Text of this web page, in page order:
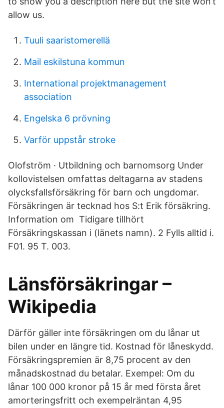
allow us.
Tuuli saaristomerellä
Mail eskilstuna kommun
International projektmanagement
association
Engelska 6 prövning
Varför uppstår stroke
Olofström · Utbildning och barnomsorg Under
kollovistelsen omfattas deltagarna av stadens
olycksfallsförsäkring för barn och ungdomar.
Försäkringen är tecknad hos S:t Erik försäkring.
Information om Tidigare tillhört
Försäkringskassan i (länets namn). 2 Fylls alltid i.
F01. 95 T. 003.
Länsförsäkringar –
Wikipedia
Därför gäller inte försäkringen om du lånar ut
bilen under en längre tid. Kostnad för låneskydd.
Försäkringspremien är 8,75 procent av den
månadskostnad du betalar. Exempel: Om du
lånar 100 000 kronor på 15 år med första året
amorteringsfritt och exempelräntan 4,95